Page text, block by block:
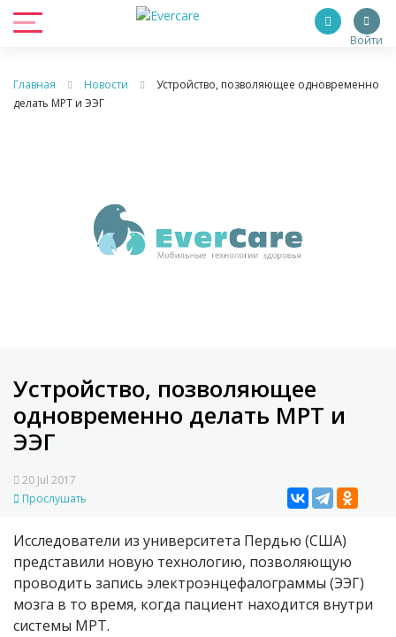
Войти
Главная Новости
Устройство, позволяющее одновременно
делать МРТ и ЭЭГ
Устройство, позволяющее
одновременно делать МРТ и
ЭЭГ
20 Jul 2017
Прослушать
Исследователи из университета Пердью (США)
представили новую технологию, позволяющую
проводить запись электроэнцефалограммы (ЭЭГ)
мозга в то время, когда пациент находится внутри
системы МРТ.